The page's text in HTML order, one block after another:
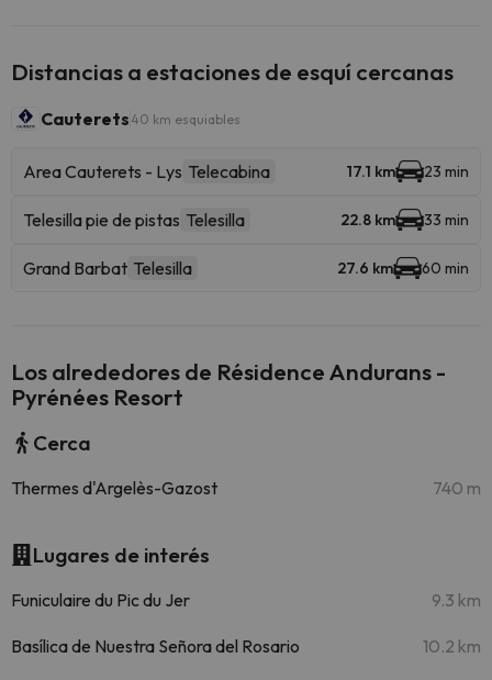
Distancias a estaciones de esquí cercanas
Cauterets 40 km esquiables
Area Cauterets - Lys Telecabina 17.1 km 23 min
Telesilla pie de pistas Telesilla 22.8 km 33 min
Grand Barbat Telesilla 27.6 km 60 min
Los alrededores de Résidence Andurans -
Pyrénées Resort
Cerca
Thermes d'Argelès-Gazost 740 m
Lugares de interés
Funiculaire du Pic du Jer 9.3 km
Basílica de Nuestra Señora del Rosario 10.2 km